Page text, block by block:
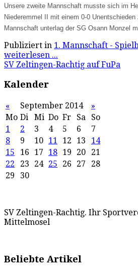
Unsere zweite Mannschaft musste sich im
Niederemmel II mit einem 0-0
Mannschaft unterlag der SG Osann Monzel
Publiziert in 1. Mannschaft -
weiterlesen ...
SV Zeltingen-Rachtig auf FuPa
Kalender
« September 2014
»
Mo Di Mi Do Fr Sa
So
1
2 3 4 5 6
7
8
9 10 11 12 13
14
15
16 17 18 19 20
21
22
23 24 25 26 27
28
29
30
SV Zeltingen-Rachtig. Ihr
Mittelmosel
Beliebte Artikel